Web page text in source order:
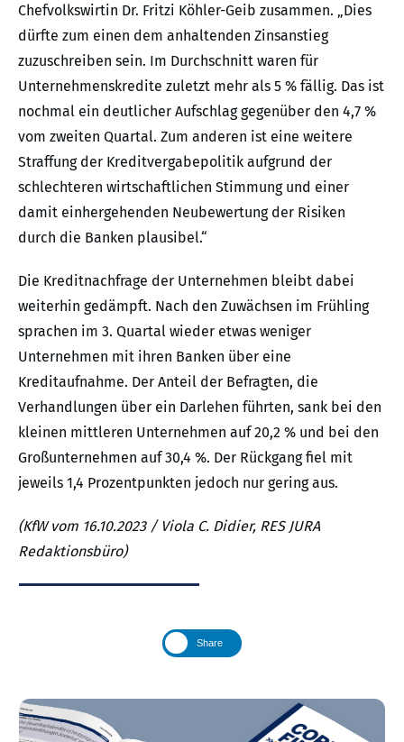
Chefvolkswirtin Dr. Fritzi Köhler-Geib zusammen. „Dies
dürfte zum einen dem anhaltenden Zinsanstieg
zuzuschreiben sein. Im Durchschnitt waren für
Unternehmenskredite zuletzt mehr als 5 % fällig. Das ist
nochmal ein deutlicher Aufschlag gegenüber den 4,7 %
vom zweiten Quartal. Zum anderen ist eine weitere
Straffung der Kreditvergabepolitik aufgrund der
schlechteren wirtschaftlichen Stimmung und einer
damit einhergehenden Neubewertung der Risiken
durch die Banken plausibel.“
Die Kreditnachfrage der Unternehmen bleibt dabei
weiterhin gedämpft. Nach den Zuwächsen im Frühling
sprachen im 3. Quartal wieder etwas weniger
Unternehmen mit ihren Banken über eine
Kreditaufnahme. Der Anteil der Befragten, die
Verhandlungen über ein Darlehen führten, sank bei den
kleinen mittleren Unternehmen auf 20,2 % und bei den
Großunternehmen auf 30,4 %. Der Rückgang fiel mit
jeweils 1,4 Prozentpunkten jedoch nur gering aus.
(KfW vom 16.10.2023 / Viola C. Didier, RES JURA
Redaktionsbüro)
Share